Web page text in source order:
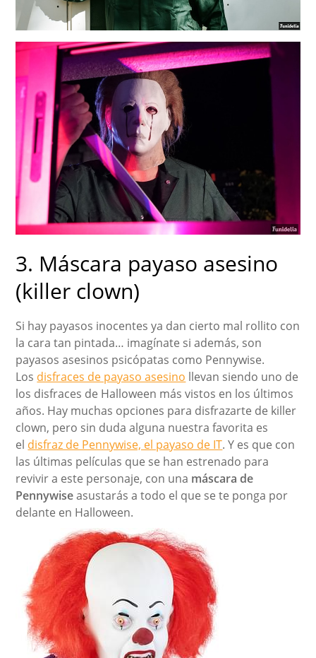
3. Máscara payaso asesino
(killer clown)
Si hay payasos inocentes ya dan cierto mal rollito con
la cara tan pintada… imagínate si además, son
payasos asesinos psicópatas como Pennywise.
Los disfraces de payaso asesino llevan siendo uno de
los disfraces de Halloween más vistos en los últimos
años. Hay muchas opciones para disfrazarte de killer
clown, pero sin duda alguna nuestra favorita es
el disfraz de Pennywise, el payaso de IT. Y es que con
las últimas películas que se han estrenado para
revivir a este personaje, con una máscara de
Pennywiseasustarás a todo el que se te ponga por
delante en Halloween.